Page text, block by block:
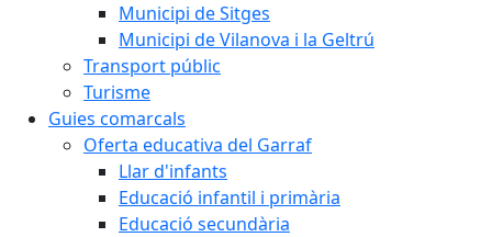
Municipi de Sitges
Municipi de Vilanova i la Geltrú
Transport públic
Turisme
Guies comarcals
Oferta educativa del Garraf
Llar d'infants
Educació infantil i primària
Educació secundària